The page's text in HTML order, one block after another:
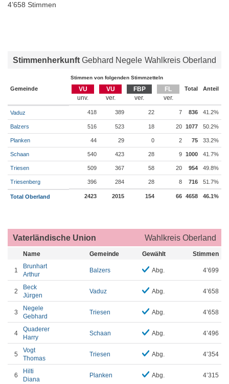
4’658 Stimmen
Stimmenherkunft Gebhard Negele Wahlkreis Oberland
Stimmen von folgenden Stimmzetteln
Gemeinde VU VU FBP FL Total Anteil
Vaduz 418 389 22 7 836 41.2%
Balzers 516 523 18 20 1077 50.2%
Planken 44 29 0 2 75 33.2%
Schaan 540 423 28 9 1000 41.7%
Triesen 509 367 58 20 954 49.8%
Triesenberg 396 284 28 8 716 51.7%
Total Oberland 2423 2015 154 66 4658 46.1%
Vaterländische Union Wahlkreis Oberland
Name Gemeinde Gewählt Stimmen
1
Brunhart
Arthur
Balzers Abg. 4’699
2
Beck
Jürgen
Vaduz Abg. 4’658
3
Negele
Gebhard
Triesen Abg. 4’658
4
Quaderer
Harry
Schaan Abg. 4’496
5
Vogt
Thomas
Triesen Abg. 4’354
6
Hilti
Diana
Planken Abg. 4’315